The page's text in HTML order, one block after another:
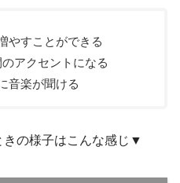
やすことができる
アクセントになる
音楽が聞ける
きの様子はこんな感じ▼